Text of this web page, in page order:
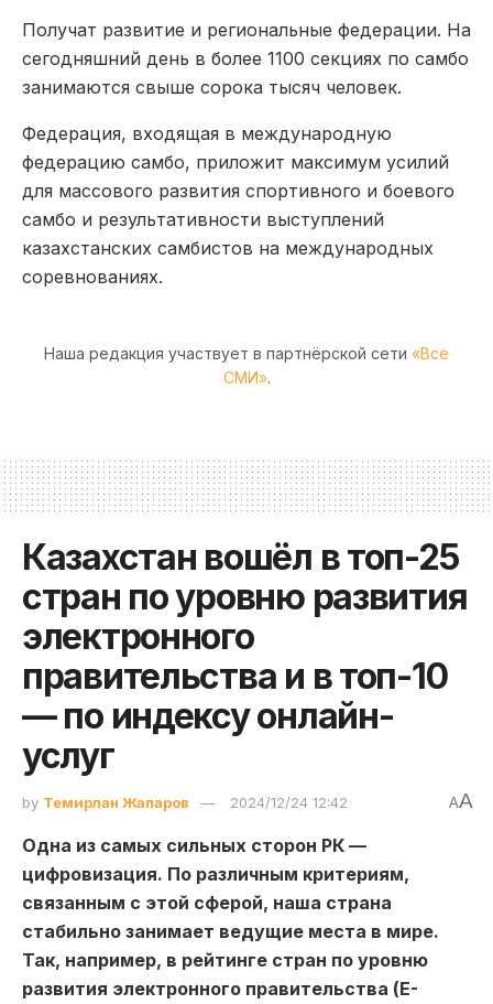
Получат развитие и региональные федерации. На
сегодняшний день в более 1100 секциях по самбо
занимаются свыше сорока тысяч человек.
Федерация, входящая в международную
федерацию самбо, приложит максимум усилий
для массового развития спортивного и боевого
самбо и результативности выступлений
казахстанских самбистов на международных
соревнованиях.
Наша редакция участвует в партнёрской сети «Все
СМИ».
Казахстан вошёл в топ-25
стран по уровню развития
электронного
правительства и в топ-10
— по индексу онлайн-
услуг
by Темирлан Жапаров 2024/12/24 12:42 AA
Одна из самых сильных сторон РК —
цифровизация. По различным критериям,
связанным с этой сферой, наша страна
стабильно занимает ведущие места в мире.
Так, например, в рейтинге стран по уровню
развития электронного правительства (E-